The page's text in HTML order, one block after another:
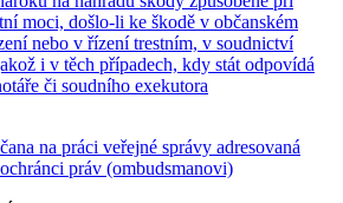
moci, došlo-li ke škodě v občanském
nebo v řízení trestním, v soudnictví
i v těch případech, kdy stát odpovídá
či soudního exekutora
na práci veřejné správy adresovaná
práv (ombudsmanovi)